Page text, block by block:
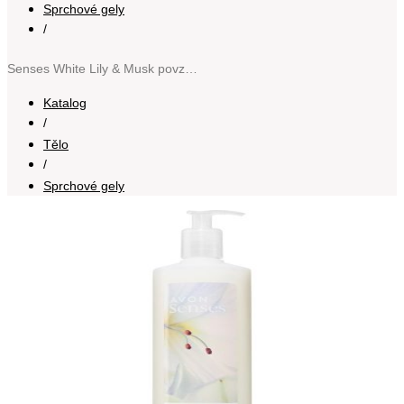
Sprchové gely
/
Katalog
/
Tělo
/
Sprchové gely